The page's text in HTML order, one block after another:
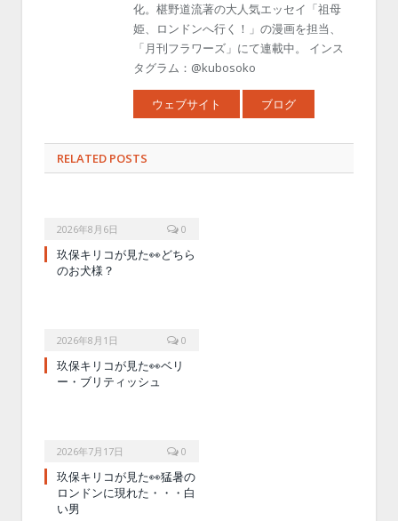
化。椹野道流著の大人気エッセイ「祖母
姫、ロンドンへ行く！」の漫画を担当、
「月刊フラワーズ」にて連載中。 インス
タグラム：@kubosoko
ウェブサイト ブログ
RELATED POSTS
2026年8月6日 0
玖保キリコが見た👀どちら
のお犬様？
2026年8月1日 0
玖保キリコが見た👀ベリ
ー・ブリティッシュ
2026年7月17日 0
玖保キリコが見た👀猛暑の
ロンドンに現れた・・・白
い男